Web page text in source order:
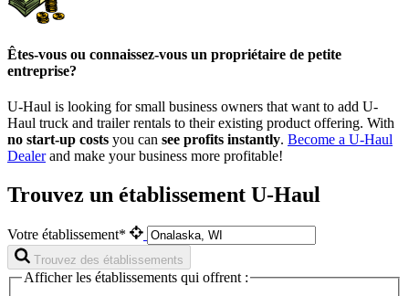
Êtes-vous ou connaissez-vous un propriétaire de petite
entreprise?
U-Haul is looking for small business owners that want to add U-
Haul truck and trailer rentals to their existing product offering. With
no start-up costs you can see profits instantly. Become a U-Haul
Dealerand make your business more profitable!
Trouvez un établissement U-Haul
Votre établissement*
Trouvez des établissements
Afficher les établissements qui offrent :